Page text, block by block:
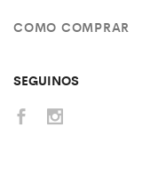
COMO COMPRAR
SEGUINOS